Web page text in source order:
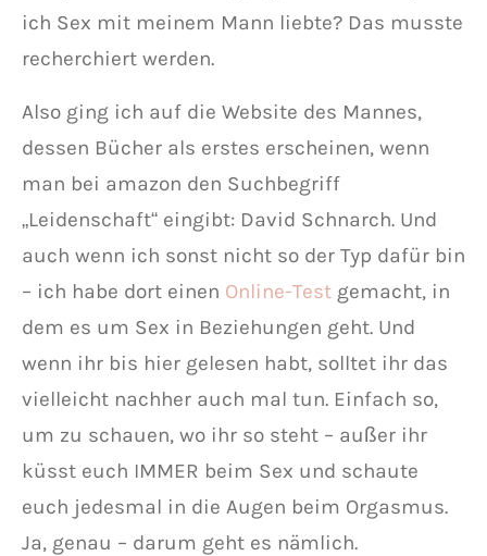
ich Sex mit meinem Mann liebte? Das musste
recherchiert werden.
Also ging ich auf die Website des Mannes,
dessen Bücher als erstes erscheinen, wenn
man bei amazon den Suchbegriff
„Leidenschaft“ eingibt: David Schnarch. Und
auch wenn ich sonst nicht so der Typ dafür bin
– ich habe dort einen Online-Test gemacht, in
dem es um Sex in Beziehungen geht. Und
wenn ihr bis hier gelesen habt, solltet ihr das
vielleicht nachher auch mal tun. Einfach so,
um zu schauen, wo ihr so steht – außer ihr
küsst euch IMMER beim Sex und schaute
euch jedesmal in die Augen beim Orgasmus.
Ja, genau – darum geht es nämlich.